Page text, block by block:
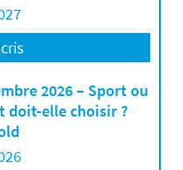
2026 – Sport ou
doit-elle choisir ?